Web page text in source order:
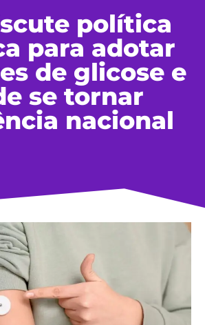
política
para adotar
de glicose e
se tornar
nacional